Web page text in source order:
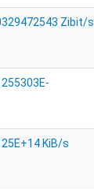
Zibit/s
KiB/s